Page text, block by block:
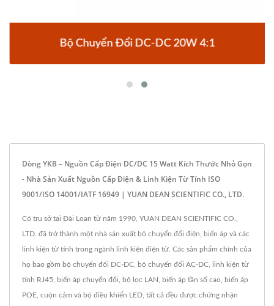
Bộ Chuyển Đổi DC-DC 20W 4:1
Dòng YKB – Nguồn Cấp Điện DC/DC 15 Watt Kích Thước Nhỏ Gọn
- Nhà Sản Xuất Nguồn Cấp Điện & Linh Kiện Từ Tính ISO
9001/ISO 14001/IATF 16949 | YUAN DEAN SCIENTIFIC CO., LTD.
Có trụ sở tại Đài Loan từ năm 1990, YUAN DEAN SCIENTIFIC CO.,
LTD. đã trở thành một nhà sản xuất bộ chuyển đổi điện, biến áp và các
linh kiện từ tính trong ngành linh kiện điện tử. Các sản phẩm chính của
họ bao gồm bộ chuyển đổi DC-DC, bộ chuyển đổi AC-DC, linh kiện từ
tính RJ45, biến áp chuyển đổi, bộ lọc LAN, biến áp tần số cao, biến áp
POE, cuộn cảm và bộ điều khiển LED, tất cả đều được chứng nhận